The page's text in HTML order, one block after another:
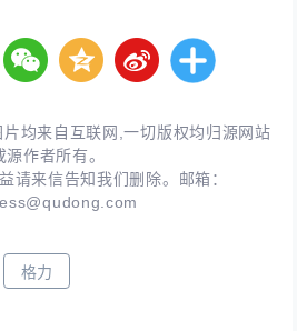
均来自互联网,一切版权均归源网站
源作者所有。
请来信告知我们删除。邮箱：
格力